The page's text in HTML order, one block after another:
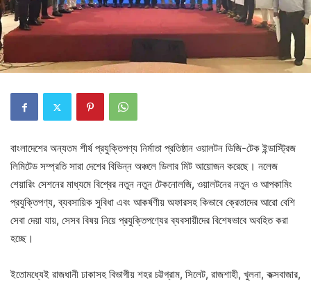
বাংলাদেশের অন্যতম শীর্ষ প্রযুক্তিপণ্য নির্মাতা প্রতিষ্ঠান ওয়ালটন ডিজি-টেক ইন্ডাস্ট্রিজ
লিমিটেড সম্প্রতি সারা দেশের বিভিন্ন অঞ্চলে ডিলার মিট আয়োজন করেছে। নলেজ
শেয়ারিং সেশনের মাধ্যমে বিশ্বের নতুন নতুন টেকনোলজি, ওয়ালটনের নতুন ও আপকামিং
প্রযুক্তিপণ্য, ব্যবসায়িক সুবিধা এবং আকর্ষণীয় অফারসহ কিভাবে ক্রেতাদের আরো বেশি
সেবা দেয়া যায়, সেসব বিষয় নিয়ে প্রযুক্তিপণ্যের ব্যবসায়ীদের বিশেষভাবে অবহিত করা
হচ্ছে।
ইতোমধ্যেই রাজধানী ঢাকাসহ বিভাগীয় শহর চট্টগ্রাম, সিলেট, রাজশাহী, খুলনা, কক্সবাজার,